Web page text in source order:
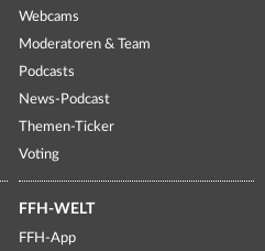
Webcams
Moderatoren & Team
Podcasts
News-Podcast
Themen-Ticker
Voting
FFH-WELT
FFH-App